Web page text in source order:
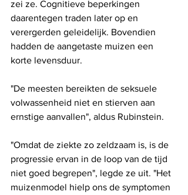
zei ze. Cognitieve beperkingen
daarentegen traden later op en
verergerden geleidelijk. Bovendien
hadden de aangetaste muizen een
korte levensduur.
"De meesten bereikten de seksuele
volwassenheid niet en stierven aan
ernstige aanvallen", aldus Rubinstein.
"Omdat de ziekte zo zeldzaam is, is de
progressie ervan in de loop van de tijd
niet goed begrepen", legde ze uit. "Het
muizenmodel hielp ons de symptomen